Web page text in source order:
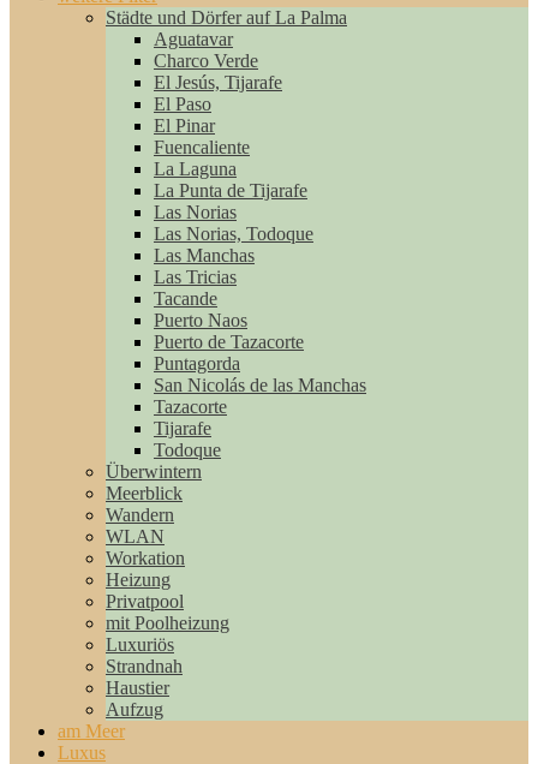
Städte und Dörfer auf La Palma
Aguatavar
Charco Verde
El Jesús, Tijarafe
El Paso
El Pinar
Fuencaliente
La Laguna
La Punta de Tijarafe
Las Norias
Las Norias, Todoque
Las Manchas
Las Tricias
Tacande
Puerto Naos
Puerto de Tazacorte
Puntagorda
San Nicolás de las Manchas
Tazacorte
Tijarafe
Todoque
Überwintern
Meerblick
Wandern
WLAN
Workation
Heizung
Privatpool
mit Poolheizung
Luxuriös
Strandnah
Haustier
Aufzug
am Meer
Luxus